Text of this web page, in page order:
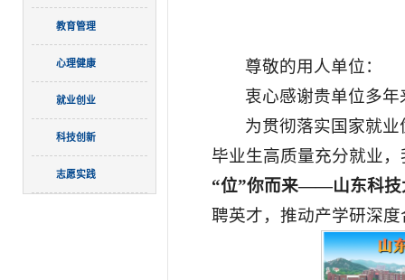
教育管理
心理健康
就业创业
科技创新
志愿实践
尊敬的用人单位：
衷心感谢贵单位多
为贯彻落实国家就
毕业生高质量充分就业
“位”你而来——山东科技
聘英才，推动产学研深度